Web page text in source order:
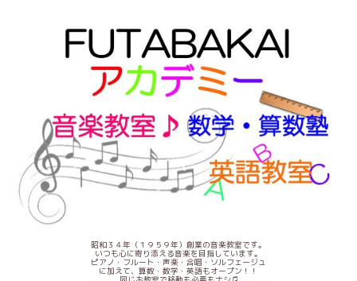
昭和３４年（１９５９年）創業の音楽教室です。
いつも心に寄り添える音楽を目指しています。
ピアノ・フルート・声楽・合唱・ソルフェージュ
に加えて、算数・数学・英語もオープン！！